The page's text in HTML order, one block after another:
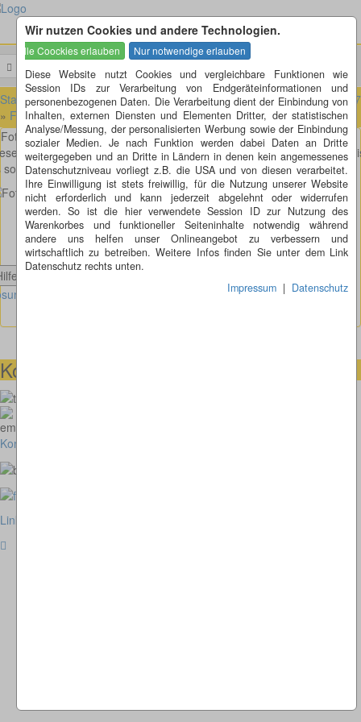
Wir nutzen Cookies und andere Technologien.
Diese Website nutzt Cookies und vergleichbare Funktionen wie
Session IDs zur Verarbeitung von Endgeräteinformationen und
personenbezogenen Daten. Die Verarbeitung dient der Einbindung von
Inhalten, externen Diensten und Elementen Dritter, der statistischen
Analyse/Messung, der personalisierten Werbung sowie der Einbindung
sozialer Medien. Je nach Funktion werden dabei Daten an Dritte
weitergegeben und an Dritte in Ländern in denen kein angemessenes
Datenschutzniveau vorliegt z.B. die USA und von diesen verarbeitet.
Ihre Einwilligung ist stets freiwillig, für die Nutzung unserer Website
nicht erforderlich und kann jederzeit abgelehnt oder widerrufen
werden. So ist die hier verwendete Session ID zur Nutzung des
Warenkorbes und funktioneller Seiteninhalte notwendig während
andere uns helfen unser Onlineangebot zu verbessern und
wirtschaftlich zu betreiben. Weitere Infos finden Sie unter dem Link
Datenschutz rechts unten.
Impressum | Datenschutz
Startseite » Fotorätsel » Fotorätsel 101 bis 200 » Fotorätsel 161 bis
» Fotorätsel 163
Fotorätsel 163
alte Scheunenbelüftung habe ich mal wieder aufpoliert. Oder was
sonst?
anzeigen
Fotorätsel 163 anzeigen
Kontaktmöglichkeiten
Kontakt
Link zur klassischen Website